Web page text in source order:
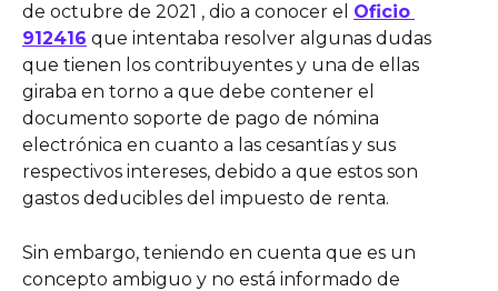
de octubre de 2021 , dio a conocer el Oficio
912416 que intentaba resolver algunas dudas
que tienen los contribuyentes y una de ellas
giraba en torno a que debe contener el
documento soporte de pago de nómina
electrónica en cuanto a las cesantías y sus
respectivos intereses, debido a que estos son
gastos deducibles del impuesto de renta.
Sin embargo, teniendo en cuenta que es un
concepto ambiguo y no está informado de